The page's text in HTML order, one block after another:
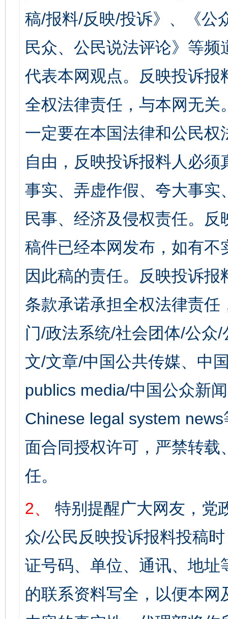
稿/报料/反映/投诉》、《公
民众、公民说法评论》等
代表本网观点。反映投诉
全权法律责任，与本网无
一定要在本国法律和公民
自由，反映投诉报料人必
事实、弄虚作假、夸大事
民事、经济及侵权责任。
稿件已经本网发布，如有
因此稿的责任。反映投诉
条款承诺承担全权法律责
门/政法系统/社会团体/公众
文/文章/中国公共传媒、中
publics media/中国公众新
Chinese legal system
面合同授权许可，严禁转
任。
2、
特别提醒广大网友，党
众/公民反映投诉报料投稿
证号码、单位、通讯、地
的联系资料写全，以便本